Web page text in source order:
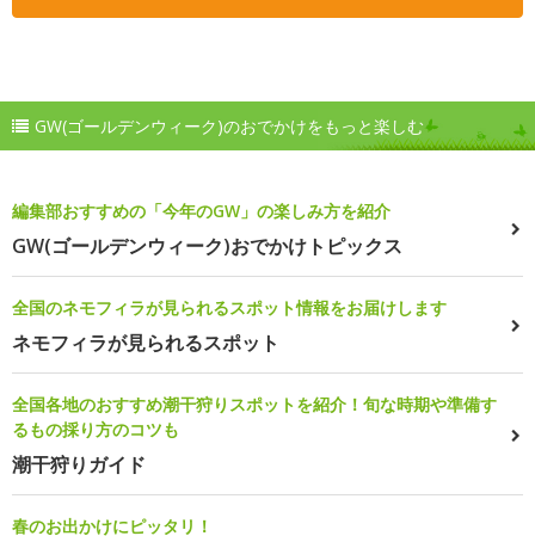
GW(ゴールデンウィーク)のおでかけをもっと楽しむ
編集部おすすめの「今年のGW」の楽しみ方を紹介
GW(ゴールデンウィーク)おでかけトピックス
全国のネモフィラが見られるスポット情報をお届けします
ネモフィラが見られるスポット
全国各地のおすすめ潮干狩りスポットを紹介！旬な時期や準備す
るもの採り方のコツも
潮干狩りガイド
春のお出かけにピッタリ！